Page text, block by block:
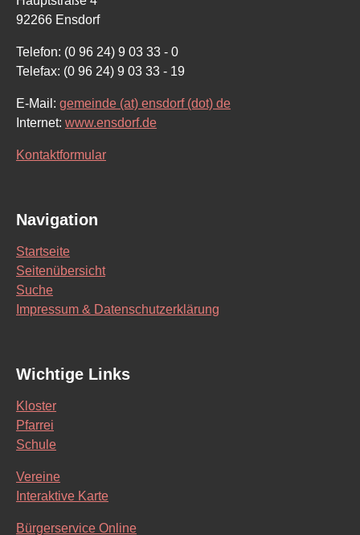
92266 Ensdorf
Telefon: (0 96 24) 9 03 33 - 0
Telefax: (0 96 24) 9 03 33 - 19
E-Mail: gemeinde (at) ensdorf (dot) de
Internet: www.ensdorf.de
Kontaktformular
Navigation
Startseite
Seitenübersicht
Suche
Impressum & Datenschutzerklärung
Wichtige Links
Kloster
Pfarrei
Schule
Vereine
Interaktive Karte
Bürgerservice Online